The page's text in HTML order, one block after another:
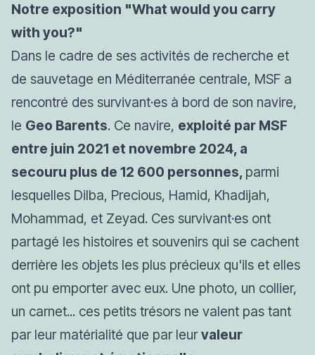
Notre exposition "What would you carry
with you?"
Dans le cadre de ses activités de recherche et
de sauvetage en Méditerranée centrale, MSF a
rencontré des survivant·es à bord de son navire,
le Geo Barents. Ce navire, exploité par MSF
entre juin 2021 et novembre 2024, a
secouru plus de 12 600 personnes, parmi
lesquelles Dilba, Precious, Hamid, Khadijah,
Mohammad, et Zeyad. Ces survivant·es ont
partagé les histoires et souvenirs qui se cachent
derrière les objets les plus précieux qu'ils et elles
ont pu emporter avec eux. Une photo, un collier,
un carnet... ces petits trésors ne valent pas tant
par leur matérialité que par leurvaleur